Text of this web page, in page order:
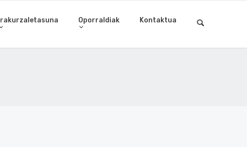
Irakurzaletasuna Oporraldiak Kontaktua